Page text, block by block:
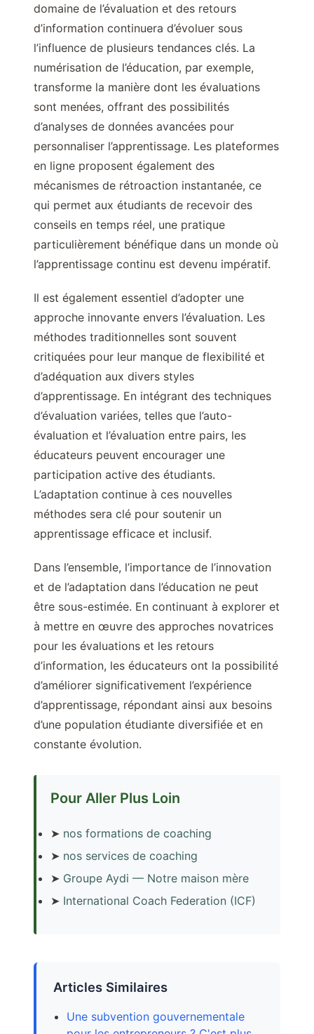
domaine de l’évaluation et des retours
d’information continuera d’évoluer sous
l’influence de plusieurs tendances clés. La
numérisation de l’éducation, par exemple,
transforme la manière dont les évaluations
sont menées, offrant des possibilités
d’analyses de données avancées pour
personnaliser l’apprentissage. Les plateformes
en ligne proposent également des
mécanismes de rétroaction instantanée, ce
qui permet aux étudiants de recevoir des
conseils en temps réel, une pratique
particulièrement bénéfique dans un monde où
l’apprentissage continu est devenu impératif.
Il est également essentiel d’adopter une
approche innovante envers l’évaluation. Les
méthodes traditionnelles sont souvent
critiquées pour leur manque de flexibilité et
d’adéquation aux divers styles
d’apprentissage. En intégrant des techniques
d’évaluation variées, telles que l’auto-
évaluation et l’évaluation entre pairs, les
éducateurs peuvent encourager une
participation active des étudiants.
L’adaptation continue à ces nouvelles
méthodes sera clé pour soutenir un
apprentissage efficace et inclusif.
Dans l’ensemble, l’importance de l’innovation
et de l’adaptation dans l’éducation ne peut
être sous-estimée. En continuant à explorer et
à mettre en œuvre des approches novatrices
pour les évaluations et les retours
d’information, les éducateurs ont la possibilité
d’améliorer significativement l’expérience
d’apprentissage, répondant ainsi aux besoins
d’une population étudiante diversifiée et en
constante évolution.
Pour Aller Plus Loin
➤ nos formations de coaching
➤ nos services de coaching
➤ Groupe Aydi — Notre maison mère
➤ International Coach Federation (ICF)
Articles Similaires
Une subvention gouvernementale